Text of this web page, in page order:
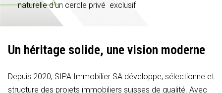
naturelle d'un cercle privé exclusif
Un héritage solide, une vision moderne
Depuis 2020, SIPA Immobilier SA développe, sélectionne et
structure des projets immobiliers suisses de qualité. Avec